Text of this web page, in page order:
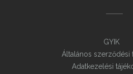
GYIK
Általános szerződési
Adatkezelési